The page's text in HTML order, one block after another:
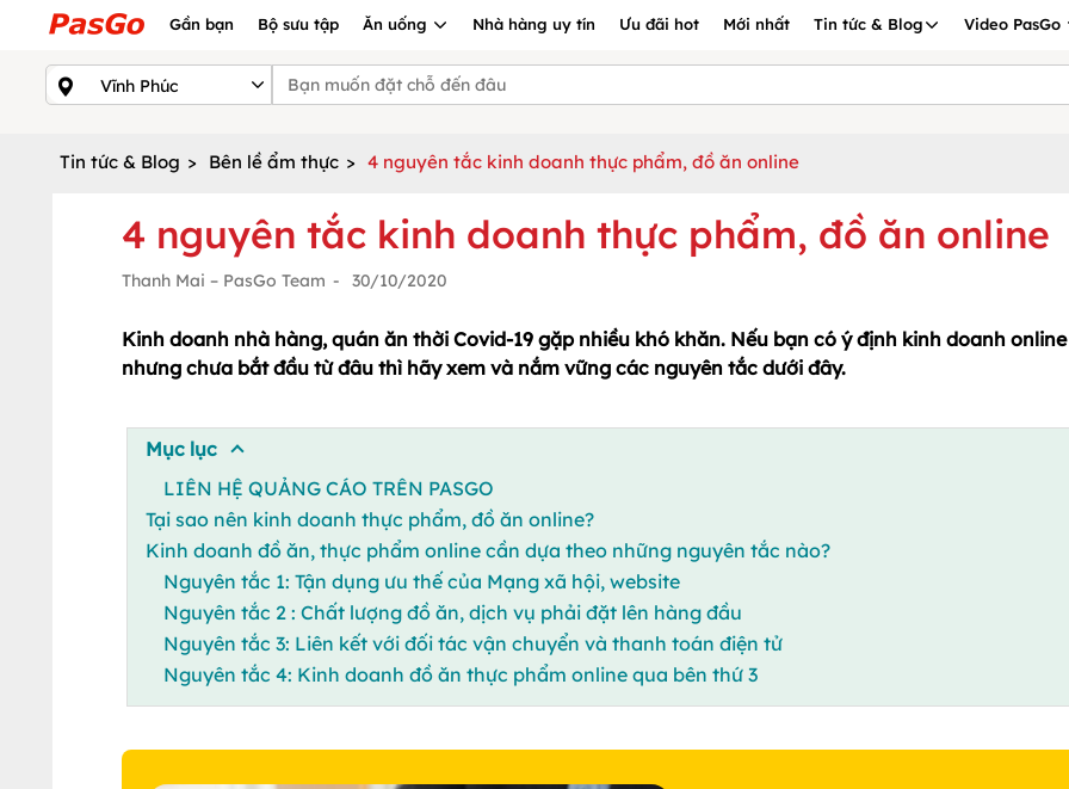
Gần bạn Bộ sưu tập Ăn uống Nhà hàng uy tín Ưu đãi hot Mới nhất Tin tức & Blog Video PasGo
Tin tức & Blog > Bên lề ẩm thực > 4 nguyên tắc kinh doanh thực phẩm, đồ ăn online
4 nguyên tắc kinh doanh thực phẩm, đồ ăn online
Thanh Mai – PasGo Team - 30/10/2020
Kinh doanh nhà hàng, quán ăn thời Covid-19 gặp nhiều khó khăn. Nếu bạn có ý định kinh doanh online
nhưng chưa bắt đầu từ đâu thì hãy xem và nắm vững các nguyên tắc dưới đây.
Mục lục
LIÊN HỆ QUẢNG CÁO TRÊN PASGO
Tại sao nên kinh doanh thực phẩm, đồ ăn online?
Kinh doanh đồ ăn, thực phẩm online cần dựa theo những nguyên tắc nào?
Nguyên tắc 1: Tận dụng ưu thế của Mạng xã hội, website
Nguyên tắc 2 : Chất lượng đồ ăn, dịch vụ phải đặt lên hàng đầu
Nguyên tắc 3: Liên kết với đối tác vận chuyển và thanh toán điện tử
Nguyên tắc 4: Kinh doanh đồ ăn thực phẩm online qua bên thứ 3